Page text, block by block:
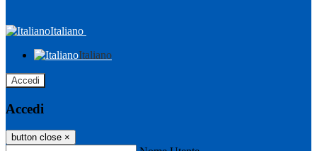
Italiano
Italiano
Accedi
Accedi
button close ×